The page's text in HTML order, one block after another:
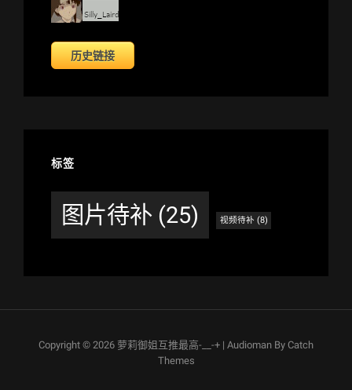
历史链接
标签
图片待补(25) 视频待补 (8)
Copyright © 2026 萝莉御姐互推最高-__-+ | Audioman By Catch
Themes